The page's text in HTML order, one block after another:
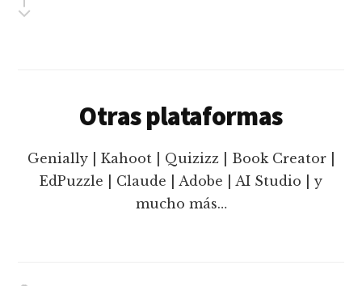
Otras plataformas
Genially | Kahoot | Quizizz | Book Creator |
EdPuzzle | Claude | Adobe | AI Studio | y
mucho más…